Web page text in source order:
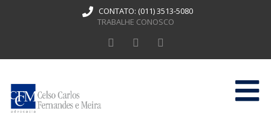
CONTATO: (011) 3513-5080
TRABALHE CONOSCO